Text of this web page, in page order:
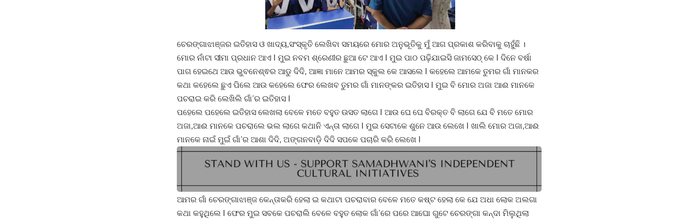
ଚେରଙ୍ଗାଝାଞ୍ଜର ଇତିହାସ ଓ ଖାଦ୍ୟ,ସଂସ୍କୃତି ଲେଖିବା ସମୟରେ ମୋର ଅନୁଭୂତିକୁ ମୁଁ ଆଗ ପ୍ରକାଶ କରିବାକୁ ଚାହୁଁଛି ।
ମୋର ନାଁଟା ସୀମା ପ୍ରଧାନ ଆଏ I ମୁଇ ନବମ ଶ୍ରେଣୀର ଛୁଆ ଟେ ଆଏ I ମୁଇ ପାଠ ପଢ଼ିଯାଇସି ଜାମସେଠ୍ କେ I ଦିନେ ବର୍ଷା
ପାଗ ହେଇଥେ ଆଉ ଭୁବନେଶ୍ଵର ଆଡୁ ଦିଦି, ଆଜ୍ଞା ମାନେ ଆମର ସ୍କୁଲ କେ ଆସଲେ I କହେଲେ ଆମକେ ତୁମର ଗାଁ ମାନକର
କଥା କହେଲେ ଛୁଏ ପିଲେ ଆଉ କହେଲେ ଫେର ଲେଖବ ତୁମର ଗାଁ ମାନଙ୍କର ଇତିହାସ I ମୁଇ ବି ମୋର ଅଜା ଆଈ ମାନକେ
ପଚରାଇ କରି ଲେଖିଲି ଗାଁ’ର ଇତିହାସ I
ପହେଲେ ପହେଲେ ଇତିହାସ ଲେଖଲା ବେଳେ ମତେ ବହୁତ ଉସତ ଲାଗେ I ଆଉ ଘେ ଘେ ବିରକ୍ତ ବି ଲାଗେ ଯେ ବି ମତେ ମୋର
ଅଜା,ଆଈ ମାନକେ ପଚରାଲେ ଭଲ ଲାଗେ କଥାନି ଏନ୍ତା ଲାଗେ I ମୁଇ ସେଟାକେ ଶୁନେ ଆଉ ଲେଖେ I ଖାଲି ମୋର ଅଜା,ଆଈ
ମାନକେ ନାଇଁ ମୁଇଁ ଗାଁ’ର ଆଶା ଦିଦି, ଅଙ୍ଗନବାଡ଼ି ଦିଦି ସପକେ ପଚାରି କରି ଲେଖେ I
ଆମର ଗାଁ ଚେରଙ୍ଗାଝାଞ୍ଜ କେନ୍ତାକରି ହେଲା ଇ କଥାଟା ପଚରାବାର ବେଳେ ମତେ କଷ୍ଟ ହେଲା କେ ଯେ ଅଧା ଲୋକ ଅଲଗା
କଥା କହୁଥିଲେ I ଫେର ମୁଇ ସବକେ ପଚରାଲି ବେଳେ ବହୁତ ଲୋକ ଗାଁ’ରେ ପରେ ଆଘୋ ଗୁଟେ ଚେରଙ୍ଗା କନ୍ଦା ମିଲୁଥିଲା